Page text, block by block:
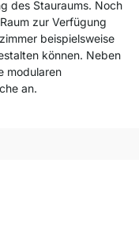
des Stauraums. Noch
zur Verfügung
beispielsweise
können. Neben
modularen
an.